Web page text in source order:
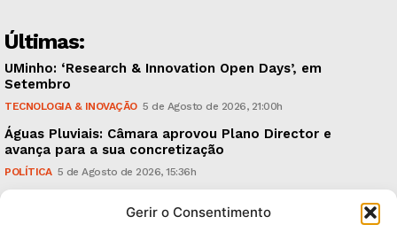
Gerir o Consentimento
Últimas:
UMinho: ‘Research & Innovation Open Days’, em
Setembro
TECNOLOGIA & INOVAÇÃO 5 de Agosto de 2026, 21:00h
Águas Pluviais: Câmara aprovou Plano Director e
avança para a sua concretização
POLÍTICA 5 de Agosto de 2026, 15:36h